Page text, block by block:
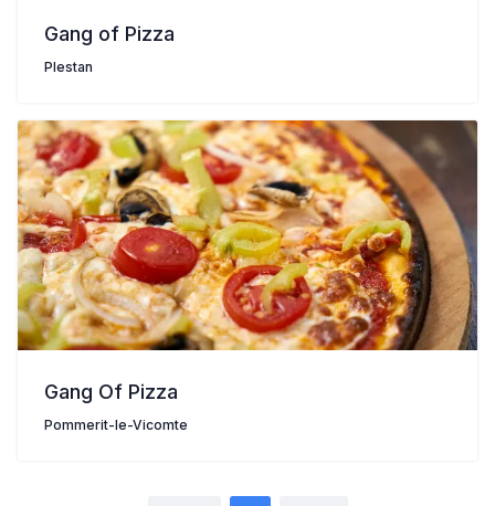
Gang of Pizza
Plestan
Gang Of Pizza
Pommerit-le-Vicomte